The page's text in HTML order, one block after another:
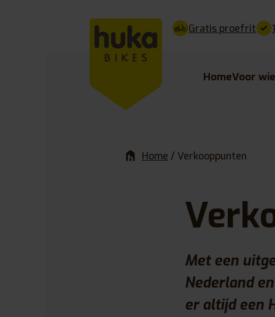
Gratis proefrit
HomeVoor wie
Home / Verkooppunten
Met een
Nederland
er altijd een